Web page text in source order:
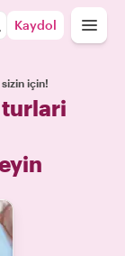
Kaydol
için!
turlari